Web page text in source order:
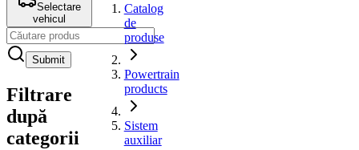
Selectare
vehicul
Submit
Filtrare
după
categorii
Catalog
de
produse
Powertrain
products
Sistem
auxiliar